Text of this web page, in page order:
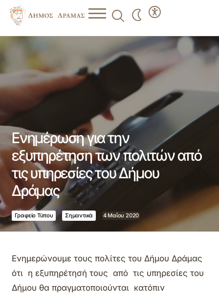
Ενημέρωση για την εξυπηρέτηση των πολιτών από τις
Ενημέρωση για την
εξυπηρέτηση των πολιτών από
τις υπηρεσίες του Δήμου
Δράμας
Γραφείο Τύπου Σημαντικά 4 Μαΐου 2020
Ενημερώνουμε τους πολίτες του Δήμου Δράμας
ότι η εξυπηρέτησή τους από τις υπηρεσίες του
Δήμου θα πραγματοποιούνται κατόπιν